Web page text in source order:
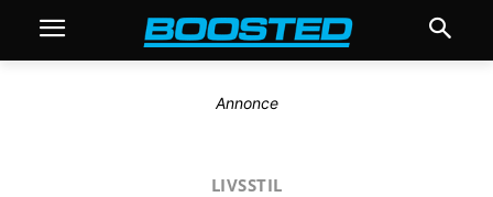
Annonce
LIVSSTIL